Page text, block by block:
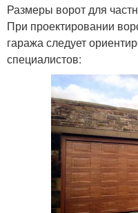
Размеры ворот для
При проектировании
гаража следует
специалистов: